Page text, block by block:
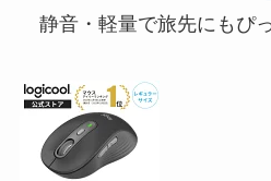
静音・軽量で旅先にもぴっ